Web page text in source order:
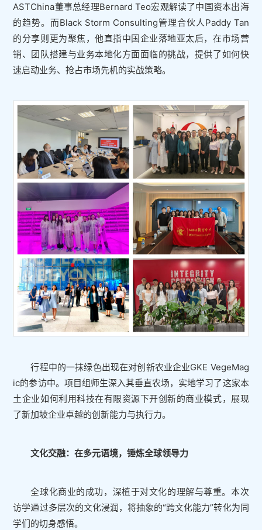
ASTChina董事总经理Bernard Teo宏观解读了中国资本出海
的趋势。而Black Storm Consulting管理合伙人Paddy Tan
的分享则更为聚焦，他直指中国企业落地亚太后，在市场营
销、团队搭建与业务本地化方面面临的挑战，提供了如何快
速启动业务、抢占市场先机的实战策略。
行程中的一抹绿色出现在对创新农业企业GKE VegeMag
ic的参访中。项目组师生深入其垂直农场，实地学习了这家本
土企业如何利用科技在有限资源下开创新的商业模式，展现
了新加坡企业卓越的创新能力与执行力。
文化交融：在多元语境，锤炼全球领导力
全球化商业的成功，深植于对文化的理解与尊重。本次
访学通过多层次的文化浸润，将抽象的“跨文化能力”转化为同
学们的切身感悟。